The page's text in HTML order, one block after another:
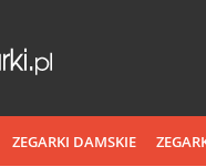
ZEGARKI DAMSKIE